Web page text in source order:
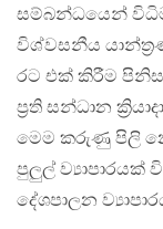
සම්බන්ධයෙන්
විශ්වසනීය
රට එක් කිරීම
ප්‍රති සන්ධාන
මෙම කරුණු පිලි
පුලුල් ව්‍යාපාරයක්
දේශපාලන